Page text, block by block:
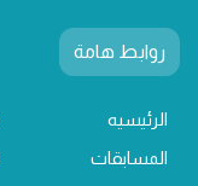
روابط هامة
الرئيسيه
المسابقات